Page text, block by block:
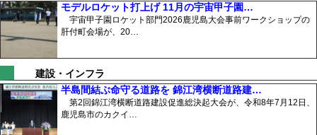
モデルロケット打上げ 11月の宇宙甲子園…
宇宙甲子園ロケット部門2026鹿児島大会事前ワークショップの
肝付町会場が、20…
建設・インフラ
半島間結ぶ命守る道路を 錦江湾横断道路建…
第2回錦江湾横断道路建設促進総決起大会が、令和8年7月12日、
鹿児島市のカクイ…